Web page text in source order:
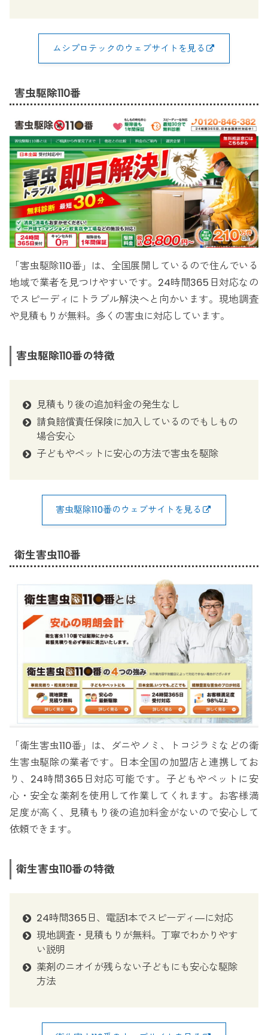
ムシプロテックのウェブサイトを見る
害虫駆除110番
「害虫駆除110番」は、全国展開しているので住んでいる
地域で業者を見つけやすいです。24時間365日対応なの
でスピーディにトラブル解決へと向かいます。現地調査
や見積もりが無料。多くの害虫に対応しています。
害虫駆除110番の特徴
見積もり後の追加料金の発生なし
請負賠償責任保険に加入しているのでもしもの
場合安心
子どもやペットに安心の方法で害虫を駆除
害虫駆除110番のウェブサイトを見る
衛生害虫110番
「衛生害虫110番」は、ダニやノミ、トコジラミなどの衛
生害虫駆除の業者です。日本全国の加盟店と連携してお
り、24時間365日対応可能です。子どもやペットに安
心・安全な薬剤を使用して作業してくれます。お客様満
足度が高く、見積もり後の追加料金がないので安心して
依頼できます。
衛生害虫110番の特徴
24時間365日、電話1本でスピーディ―に対応
現地調査・見積もりが無料。丁寧でわかりやす
い説明
薬剤のニオイが残らない子どもにも安心な駆除
方法